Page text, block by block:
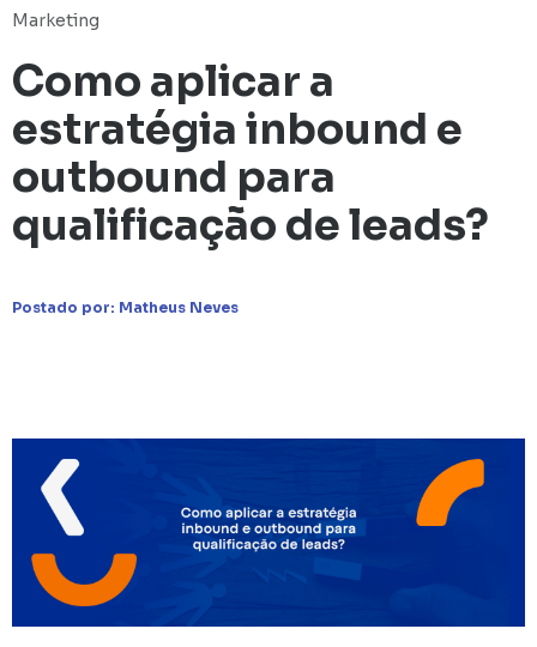
Marketing
Como aplicar a
estratégia inbound e
outbound para
qualificação de leads?
Postado por: Matheus Neves